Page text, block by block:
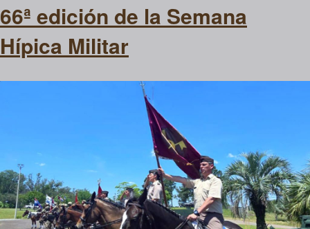
66ª edición de la Semana
Hípica Militar